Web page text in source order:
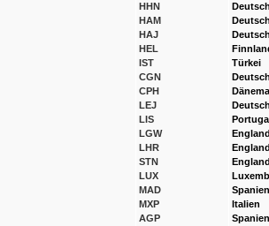
HHN
HAM
HAJ
HEL
IST
CGN
CPH
LEJ
LIS
LGW
LHR
STN
LUX
MAD
MXP
AGP
Türkei
England
England
England
Spanien
Italien
Spanien